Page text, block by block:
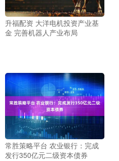
升福配资 大洋电机投资产业基
金 完善机器人产业布局
常胜策略平台 农业银行：完成
发行350亿元二级资本债券